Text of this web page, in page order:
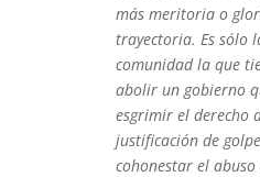
más meritoria o
trayectoria. Es sólo
comunidad la que
abolir un gobierno
esgrimir el derecho
justificación de
cohonestar el abuso